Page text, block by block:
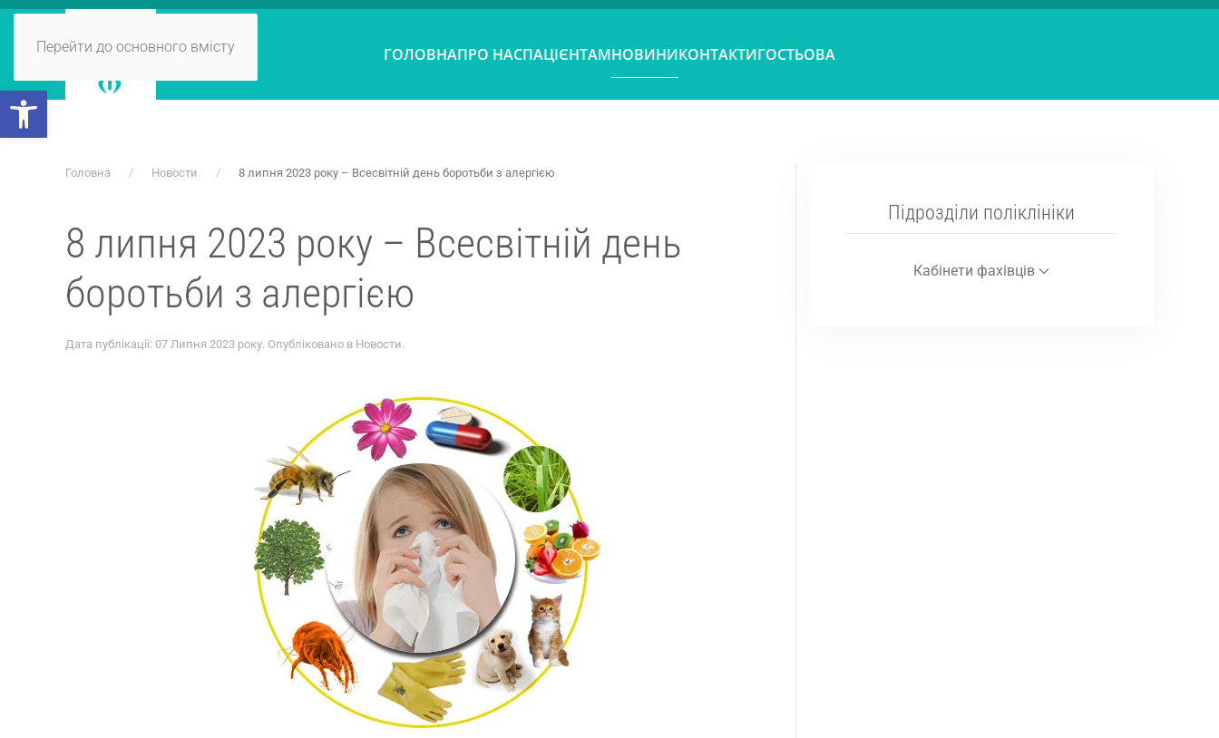
Відкрити Панель інструментів
Перейти до основного вмісту ГОЛОВНАПРО НАСПАЦІЄНТАМНОВИНИКОНТАКТИГОСТЬОВА
Головна Новости 8 липня 2023 року – Всесвітній день боротьби з алергією
8 липня 2023 року – Всесвітній день
боротьби з алергією
Дата публікації: 07 Липня 2023 року. Опубліковано в Новости.
Підрозділи поліклініки
Кабінети фахівців